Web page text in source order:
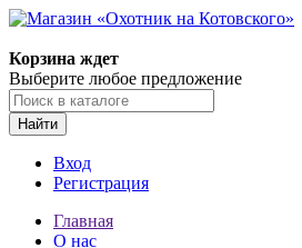
Корзина ждет
Выберите любое предложение
Найти
Вход
Регистрация
Главная
О нас